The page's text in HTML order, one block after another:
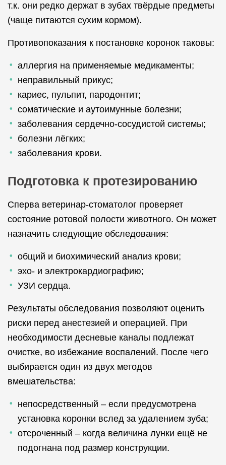
т.к. они редко держат в зубах твёрдые предметы
(чаще питаются сухим кормом).
Противопоказания к постановке коронок таковы:
аллергия на применяемые медикаменты;
неправильный прикус;
кариес, пульпит, пародонтит;
соматические и аутоимунные болезни;
заболевания сердечно-сосудистой системы;
болезни лёгких;
заболевания крови.
Подготовка к протезированию
Сперва ветеринар-стоматолог проверяет
состояние ротовой полости животного. Он может
назначить следующие обследования:
общий и биохимический анализ крови;
эхо- и электрокардиографию;
УЗИ сердца.
Результаты обследования позволяют оценить
риски перед анестезией и операцией. При
необходимости десневые каналы подлежат
очистке, во избежание воспалений. После чего
выбирается один из двух методов
вмешательства:
непосредственный – если предусмотрена
установка коронки вслед за удалением зуба;
отсроченный – когда величина лунки ещё не
подогнана под размер конструкции.